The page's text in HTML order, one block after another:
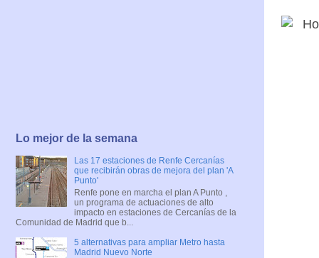
Lo mejor de la semana
Las 17 estaciones de Renfe Cercanías
que recibirán obras de mejora del plan 'A
Punto'
Renfe pone en marcha el plan A Punto ,
un programa de actuaciones de alto
impacto en estaciones de Cercanías de la
Comunidad de Madrid que b...
5 alternativas para ampliar Metro hasta
Madrid Nuevo Norte